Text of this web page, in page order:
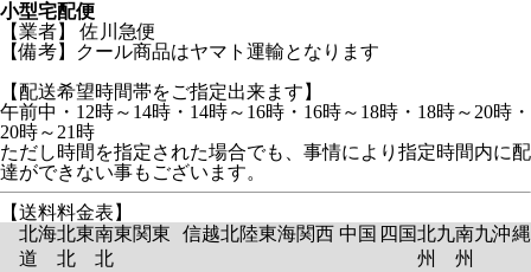
小型宅配便
【業者】 佐川急便
【備考】クール商品はヤマト運輸となります
【配送希望時間帯をご指定出来ます】
午前中・12時～14時・14時～16時・16時～18時・18時～20時・
20時～21時
ただし時間を指定された場合でも、事情により指定時間内に配
達ができない事もございます。
【送料料金表】
北海
道
北東
北
南東
北
関東 信越北陸東海関西 中国 四国北九
州
南九
州
沖縄